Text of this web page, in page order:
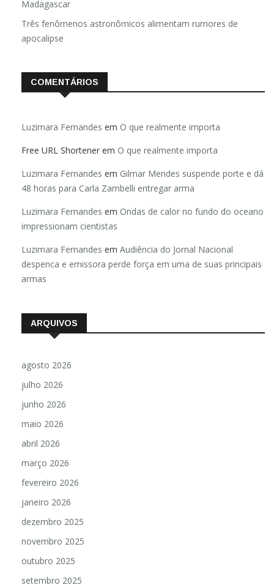
Madagascar
Três fenômenos astronômicos alimentam rumores de
apocalipse
COMENTÁRIOS
Luzimara Fernandes em O que realmente importa
Free URL Shortener em O que realmente importa
Luzimara Fernandes em Gilmar Mendes suspende porte e dá
48 horas para Carla Zambelli entregar arma
Luzimara Fernandes em Ondas de calor no fundo do oceano
impressionam cientistas
Luzimara Fernandes em Audiência do Jornal Nacional
despenca e emissora perde força em uma de suas principais
armas
ARQUIVOS
agosto 2026
julho 2026
junho 2026
maio 2026
abril 2026
março 2026
fevereiro 2026
janeiro 2026
dezembro 2025
novembro 2025
outubro 2025
setembro 2025